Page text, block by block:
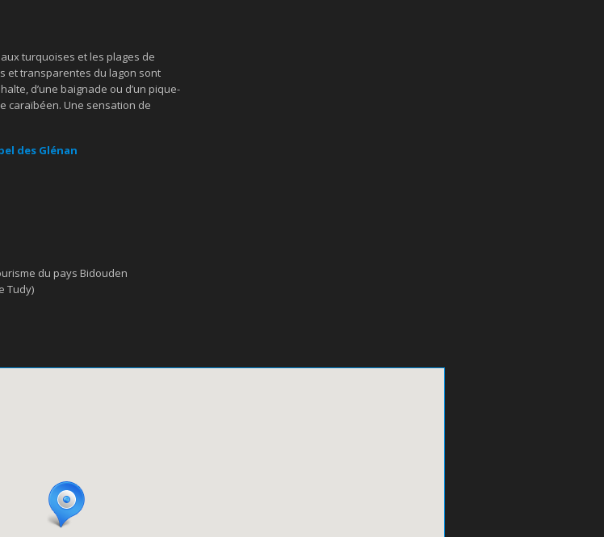
turquoises et les plages de
et transparentes du lagon sont
d’une baignade ou d’un pique-
caraïbéen. Une sensation de
des Glénan
du pays Bidouden
Tudy)